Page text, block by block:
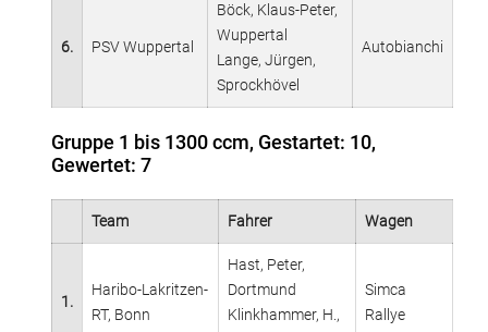
6. PSV Wuppertal
Böck, Klaus-Peter,
Wuppertal
Lange, Jürgen,
Sprockhövel
Autobianchi
Gruppe 1 bis 1300 ccm, Gestartet: 10,
Gewertet: 7
Team Fahrer Wagen
1.
Haribo-Lakritzen-
RT, Bonn
Hast, Peter,
Dortmund
Klinkhammer, H.,
Simca
Rallye